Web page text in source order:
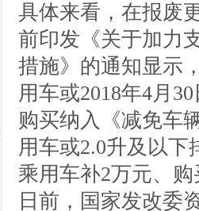
具体来看，在报废
前印发《关于加力
措施》的通知显示
用车或2018年4月
购买纳入《减免车
用车或2.0升及以
乘用车补2万元、
日前，国家发改委